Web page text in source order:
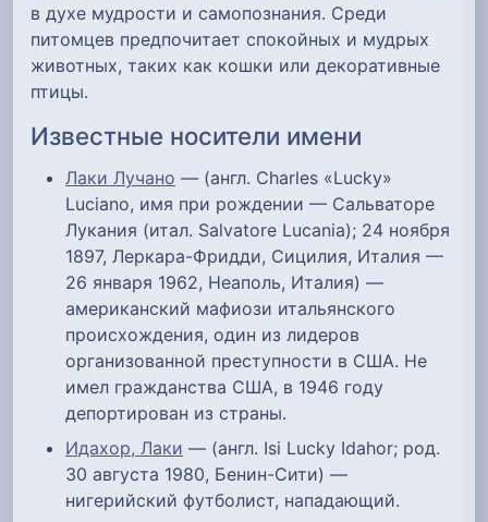
в духе мудрости и самопознания. Среди
питомцев предпочитает спокойных и мудрых
животных, таких как кошки или декоративные
птицы.
Известные носители имени
Лаки Лучано — (англ. Charles «Lucky»
Luciano, имя при рождении — Сальваторе
Лукания (итал. Salvatore Lucania); 24 ноября
1897, Леркара-Фридди, Сицилия, Италия —
26 января 1962, Неаполь, Италия) —
американский мафиози итальянского
происхождения, один из лидеров
организованной преступности в США. Не
имел гражданства США, в 1946 году
депортирован из страны.
Идахор, Лаки — (англ. Isi Lucky Idahor; род.
30 августа 1980, Бенин-Сити) —
нигерийский футболист, нападающий.